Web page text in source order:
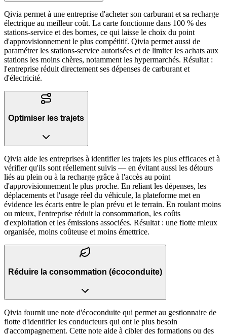
Qivia permet à une entreprise d'acheter son carburant et sa recharge
électrique au meilleur coût. La carte fonctionne dans 100 % des
stations-service et des bornes, ce qui laisse le choix du point
d'approvisionnement le plus compétitif. Qivia permet aussi de
paramétrer les stations-service autorisées et de limiter les achats aux
stations les moins chères, notamment les hypermarchés. Résultat :
l'entreprise réduit directement ses dépenses de carburant et
d'électricité.
Optimiser les trajets
Qivia aide les entreprises à identifier les trajets les plus efficaces et à
vérifier qu'ils sont réellement suivis — en évitant aussi les détours
liés au plein ou à la recharge grâce à l'accès au point
d'approvisionnement le plus proche. En reliant les dépenses, les
déplacements et l'usage réel du véhicule, la plateforme met en
évidence les écarts entre le plan prévu et le terrain. En roulant moins
ou mieux, l'entreprise réduit la consommation, les coûts
d'exploitation et les émissions associées. Résultat : une flotte mieux
organisée, moins coûteuse et moins émettrice.
Réduire la consommation (écoconduite)
Qivia fournit une note d'écoconduite qui permet au gestionnaire de
flotte d'identifier les conducteurs qui ont le plus besoin
d'accompagnement. Cette note aide à cibler des formations ou des